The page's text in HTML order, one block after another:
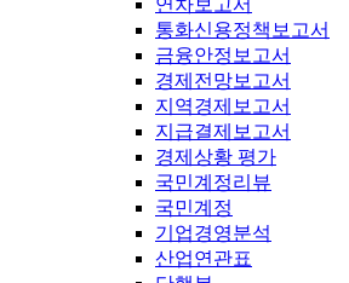
연차보고서
통화신용정책보고서
금융안정보고서
경제전망보고서
지역경제보고서
지급결제보고서
경제상황 평가
국민계정리뷰
국민계정
기업경영분석
산업연관표